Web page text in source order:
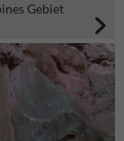
Gebiet